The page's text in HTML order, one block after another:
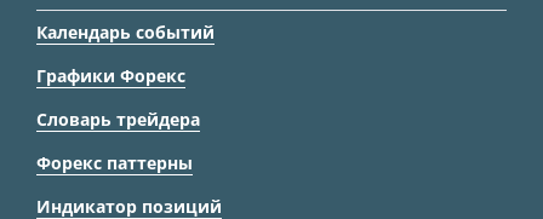
Календарь событий
Графики Форекс
Словарь трейдера
Форекс паттерны
Индикатор позиций